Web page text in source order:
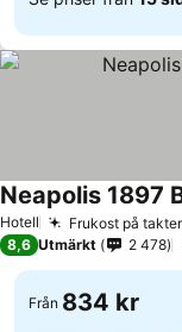
Hotell Frukost på
Neapolis 1897
8,6 Utmärkt 2 478
Från 834 kr